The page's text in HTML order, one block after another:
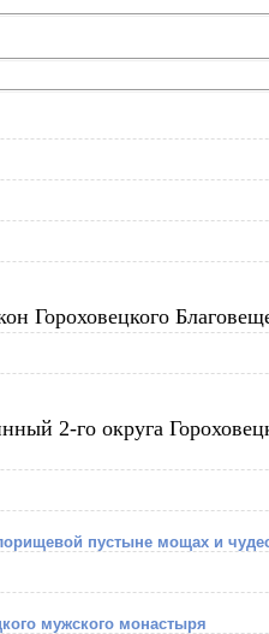
Гороховецкого
2-го округа
пустыне мощах и
мужского монастыря